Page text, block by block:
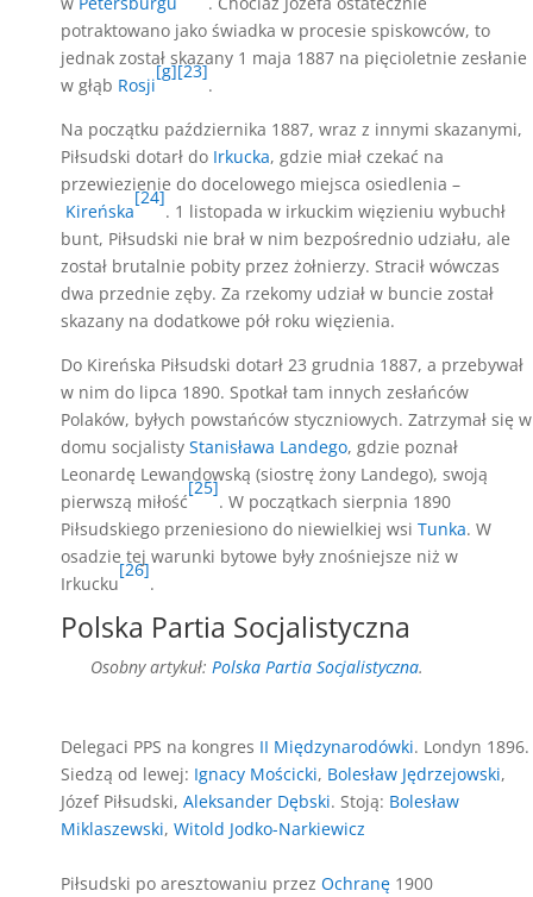
potraktowano jako świadka w procesie spiskowców, to
jednak został skazany 1 maja 1887 na pięcioletnie zesłanie
w głąb Rosji
[g][23]
.
Na początku października 1887, wraz z innymi skazanymi,
Piłsudski dotarł do Irkucka, gdzie miał czekać na
przewiezienie do docelowego miejsca osiedlenia –
Kireńska
[24]
. 1 listopada w irkuckim więzieniu wybuchł
bunt, Piłsudski nie brał w nim bezpośrednio udziału, ale
został brutalnie pobity przez żołnierzy. Stracił wówczas
dwa przednie zęby. Za rzekomy udział w buncie został
skazany na dodatkowe pół roku więzienia.
Do Kireńska Piłsudski dotarł 23 grudnia 1887, a przebywał
w nim do lipca 1890. Spotkał tam innych zesłańców
Polaków, byłych powstańców styczniowych. Zatrzymał się w
domu socjalisty Stanisława Landego, gdzie poznał
Leonardę Lewandowską (siostrę żony Landego), swoją
pierwszą miłość
[25]
. W początkach sierpnia 1890
Piłsudskiego przeniesiono do niewielkiej wsi Tunka. W
osadzie tej warunki bytowe były znośniejsze niż w
Irkucku
[26]
.
Polska Partia Socjalistyczna
Osobny artykuł: Polska Partia Socjalistyczna.
Delegaci PPS na kongres II Międzynarodówki. Londyn 1896.
Siedzą od lewej: Ignacy Mościcki, Bolesław Jędrzejowski,
Józef Piłsudski, Aleksander Dębski. Stoją: Bolesław
Miklaszewski, Witold Jodko-Narkiewicz
Piłsudski po aresztowaniu przez Ochranę 1900